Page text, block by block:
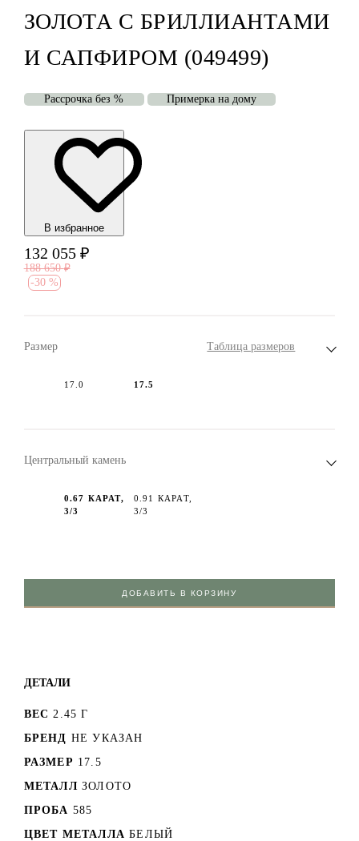
ЗОЛОТА С БРИЛЛИАНТАМИ
И САПФИРОМ (049499)
Рассрочка без % Примерка на дому
В избранноe
132 055 ₽
188 650 ₽
-30 %
Размер Таблица размеров
17.0 17.5
Центральный камень
0.67 КАРАТ,
3/3
0.91 КАРАТ,
3/3
ДОБАВИТЬ В КОРЗИНУ
ДЕТАЛИ
ВЕС 2.45 Г
БРЕНД НЕ УКАЗАН
РАЗМЕР 17.5
МЕТАЛЛ ЗОЛОТО
ПРОБА 585
ЦВЕТ МЕТАЛЛА БЕЛЫЙ